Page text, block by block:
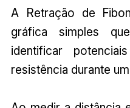
A Retração de
gráfica simples
identificar
resistência durante